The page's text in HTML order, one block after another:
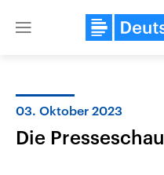
Close
03. Oktober 2023
Die Presseschau